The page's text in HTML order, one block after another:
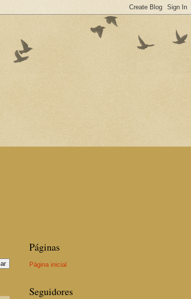
Páginas
Página inicial
Seguidores